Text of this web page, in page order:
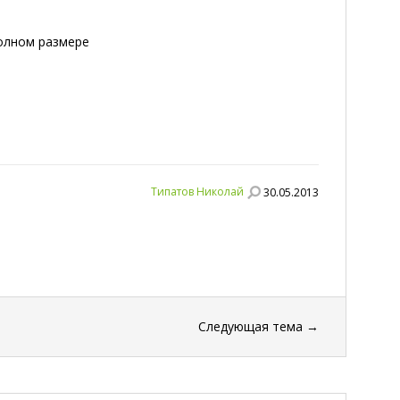
размере
Типатов Николай 30.05.2013
Следующая тема →